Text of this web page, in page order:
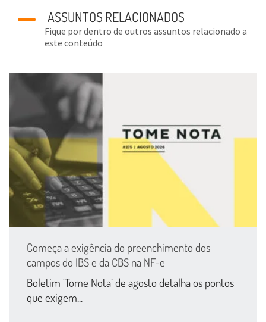
ASSUNTOS RELACIONADOS
Fique por dentro de outros assuntos relacionado a
este conteúdo
Começa a exigência do preenchimento dos
campos do IBS e da CBS na NF-e
Boletim ‘Tome Nota’ de agosto detalha os pontos
que exigem...